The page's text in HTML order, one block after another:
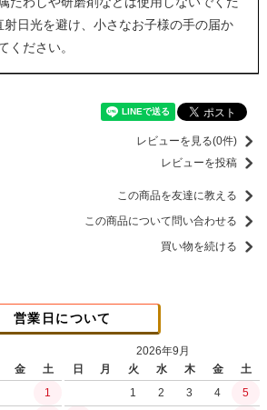
日光を避け、小さなお子様の手の届か
ください。
レビューを見る(0件)
レビューを投稿
この商品を友達に教える
この商品について問い合わせる
買い物を続ける
営業日について
金
土
1
2026年9月
日
月 火 水 木 金
土
1
2 3 4
5